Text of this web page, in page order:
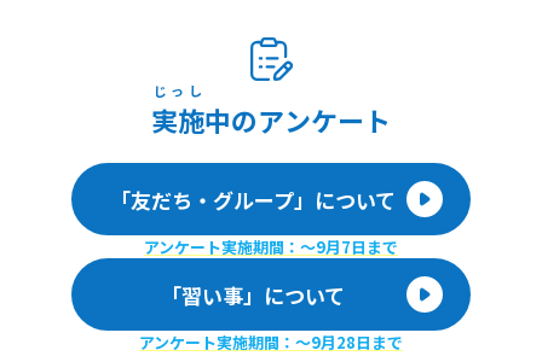
実施
じっし
中のアンケート
「友だち・グループ」について
アンケート実施期間：〜9月7日まで
「習い事」について
アンケート実施期間：〜9月28日まで